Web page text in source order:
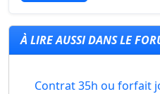
À LIRE AUSSI DANS LE
Contrat 35h ou forfait